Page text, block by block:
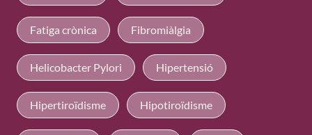
Fatiga crònica Fibromiàlgia
Helicobacter Pylori Hipertensió
Hipertiroïdisme Hipotiroïdisme